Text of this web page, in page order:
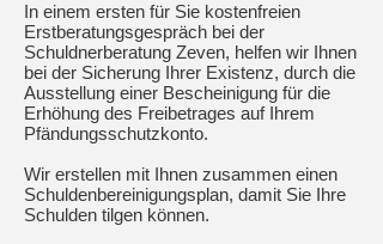
In einem ersten für Sie kostenfreien
Erstberatungsgespräch bei der
Schuldnerberatung Zeven, helfen wir Ihnen
bei der Sicherung Ihrer Existenz, durch die
Ausstellung einer Bescheinigung für die
Erhöhung des Freibetrages auf Ihrem
Pfändungsschutzkonto.
Wir erstellen mit Ihnen zusammen einen
Schuldenbereinigungsplan, damit Sie Ihre
Schulden tilgen können.